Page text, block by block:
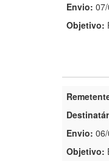
Envio:
Objetivo:
Envio:
Objetivo: